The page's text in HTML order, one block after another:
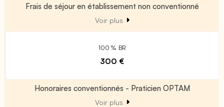
Frais de séjour en établissement non conventionné
Voir plus
100 % BR
300 €
Honoraires conventionnés - Praticien OPTAM
Voir plus